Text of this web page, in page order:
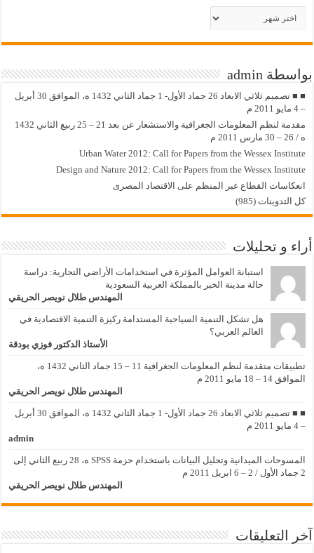
بواسطة admin
■ ■ تصميم ثلاثي الابعاد 26 جماد الأول- 1 جماد الثاني 1432 ه، الموافق 30 أبريل
– 4 مايو 2011 م
مقدمة لنظم المعلومات الجغرافية والاستشعار عن بعد 21 – 25 ربيع الثاني 1432
ه / 26 – 30 مارس 2011 م
Urban Water 2012: Call for Papers from the Wessex Institute
Design and Nature 2012: Call for Papers from the Wessex Institute‏
انعكاسات القطاع غير المنظم على الاقتصاد المصرى
كل التدوينات (985)
أراء و تحليلات
استبانة العوامل المؤثرة في استخدامات الأراضي التجارية: دراسة
حالة مدينة الخبر بالمملكة العربية السعودية
المهندس طلال نويصر الحريقي
هل تشكل التنمية السياحية المستدامة ركيزة التنمية الاقتصادية في
العالم العربي؟
الأستاذ الدكتور فوزي بودقة
تطبيقات متقدمة لنظم المعلومات الجغرافية 11 – 15 جماد الثاني 1432 ه،
الموافق 14 – 18 مايو 2011 م
المهندس طلال نويصر الحريقي
■ ■ تصميم ثلاثي الابعاد 26 جماد الأول- 1 جماد الثاني 1432 ه، الموافق 30 أبريل
– 4 مايو 2011 م
admin
المسوحات الميدانية وتحليل البيانات باستخدام حزمة SPSS ه، 28 ربيع الثاني إلى
2 جماد الأول / 2 – 6 ابريل 2011 م
المهندس طلال نويصر الحريقي
آخر التعليقات